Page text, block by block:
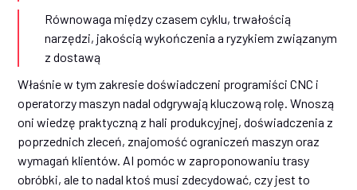
Równowaga między czasem cyklu, trwałością
narzędzi, jakością wykończenia a ryzykiem związanym
z dostawą
Właśnie w tym zakresie doświadczeni programiści CNC i
operatorzy maszyn nadal odgrywają kluczową rolę. Wnoszą
oni wiedzę praktyczną z hali produkcyjnej, doświadczenia z
poprzednich zleceń, znajomość ograniczeń maszyn oraz
wymagań klientów. AI pomóc w zaproponowaniu trasy
obróbki, ale to nadal ktoś musi zdecydować, czy jest to